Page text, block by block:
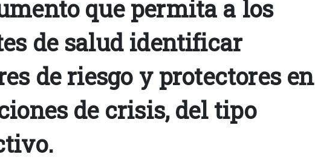
que permita a los
de salud identificar
de riesgo y protectores en
de crisis, del tipo